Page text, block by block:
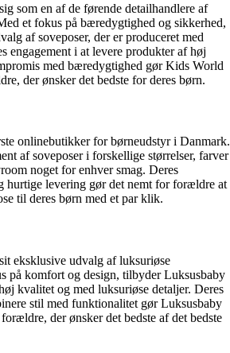
som en af de førende detailhandlere af
et fokus på bæredygtighed og sikkerhed,
af soveposer, der er produceret med
engagement i at levere produkter af høj
med bæredygtighed gør Kids World
der ønsker det bedste for deres børn.
onlinebutikker for børneudstyr i Danmark.
af soveposer i forskellige størrelser, farver
noget for enhver smag. Deres
hurtige levering gør det nemt for forældre at
til deres børn med et par klik.
eksklusive udvalg af luksuriøse
på komfort og design, tilbyder Luksusbaby
kvalitet og med luksuriøse detaljer. Deres
stil med funktionalitet gør Luksusbaby
der ønsker det bedste af det bedste